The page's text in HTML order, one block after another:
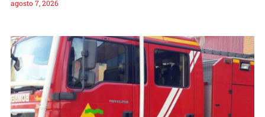
agosto 7, 2026